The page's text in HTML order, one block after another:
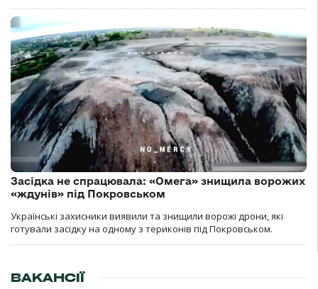
Засідка не спрацювала: «Омега» знищила ворожих
«ждунів» під Покровськом
Українські захисники виявили та знищили ворожі дрони, які
готували засідку на одному з териконів під Покровськом.
ВАКАНСІЇ